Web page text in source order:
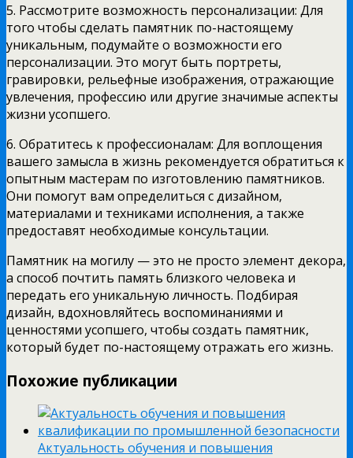
5. Рассмотрите возможность персонализации: Для
того чтобы сделать памятник по-настоящему
уникальным, подумайте о возможности его
персонализации. Это могут быть портреты,
гравировки, рельефные изображения, отражающие
увлечения, профессию или другие значимые аспекты
жизни усопшего.
6. Обратитесь к профессионалам: Для воплощения
вашего замысла в жизнь рекомендуется обратиться к
опытным мастерам по изготовлению памятников.
Они помогут вам определиться с дизайном,
материалами и техниками исполнения, а также
предоставят необходимые консультации.
Памятник на могилу — это не просто элемент декора,
а способ почтить память близкого человека и
передать его уникальную личность. Подбирая
дизайн, вдохновляйтесь воспоминаниями и
ценностями усопшего, чтобы создать памятник,
который будет по-настоящему отражать его жизнь.
Похожие публикации
Актуальность обучения и повышения